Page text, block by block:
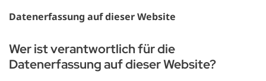
Datenerfassung auf dieser Website
Wer ist verantwortlich für die
Datenerfassung auf dieser Website?